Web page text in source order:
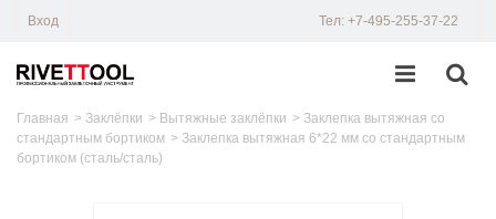
Вход Тел: +7-495-255-37-22
Главная > Заклёпки > Вытяжные заклёпки > Заклепка вытяжная со
стандартным бортиком > Заклепка вытяжная 6*22 мм со стандартным
бортиком (сталь/сталь)